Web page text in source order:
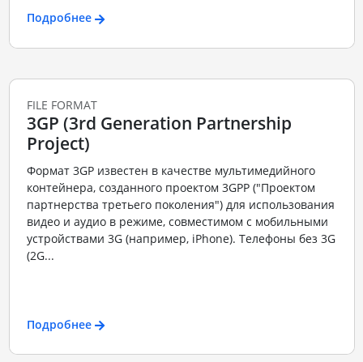
Подробнее
FILE FORMAT
3GP (3rd Generation Partnership
Project)
Формат 3GP известен в качестве мультимедийного
контейнера, созданного проектом 3GPP ("Проектом
партнерства третьего поколения") для использования
видео и аудио в режиме, совместимом с мобильными
устройствами 3G (например, iPhone). Телефоны без 3G
(2G...
Подробнее